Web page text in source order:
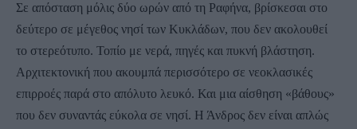
Σε απόσταση μόλις δύο ωρών από τη Ραφήνα, βρίσκεσαι στο
δεύτερο σε μέγεθος νησί των Κυκλάδων, που δεν ακολουθεί
το στερεότυπο. Τοπίο με νερά, πηγές και πυκνή βλάστηση.
Αρχιτεκτονική που ακουμπά περισσότερο σε νεοκλασικές
επιρροές παρά στο απόλυτο λευκό. Και μια αίσθηση «βάθους»
που δεν συναντάς εύκολα σε νησί. Η Άνδρος δεν είναι απλώς